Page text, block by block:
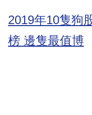
2019年10隻狗
榜 邊隻最值博